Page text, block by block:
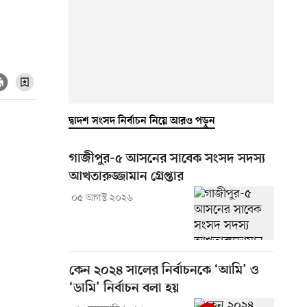
দ্বাদশ সংসদ নির্বাচন নিয়ে আরও পড়ুন
গাজীপুর-৫ আসনের সাবেক সংসদ সদস্য
আখতারুজ্জামান গ্রেপ্তার
০৫ আগস্ট ২০২৬
কেন ২০২৪ সালের নির্বাচনকে ‘আমি’ ও
‘ডামি’ নির্বাচন বলা হয়